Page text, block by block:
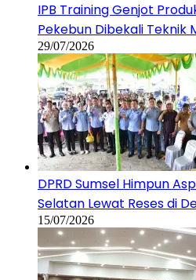
IPB Training Genjot
Pekebun Dibekali Teknik
29/07/2026
DPRD Sumsel Himpun
Selatan Lewat Reses di
15/07/2026